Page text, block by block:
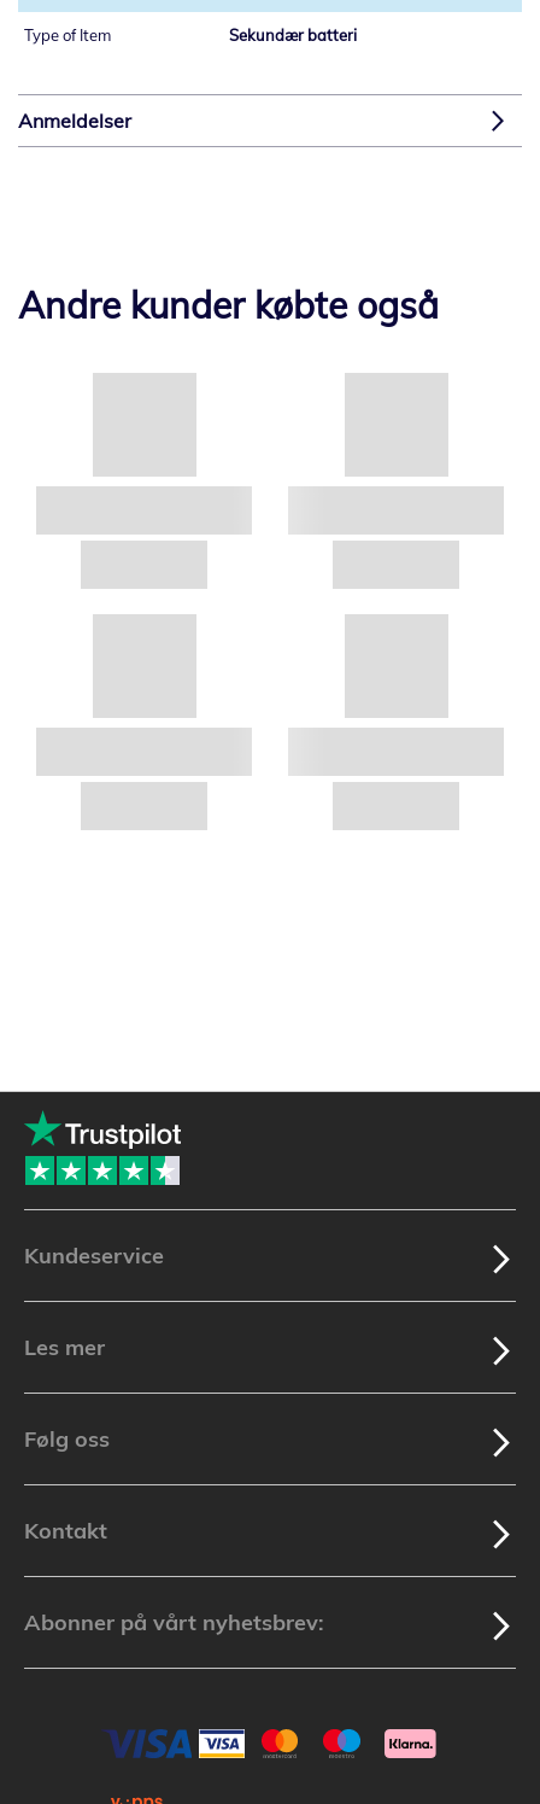
Sekundær batteri
Anmeldelser
Andre kunder købte også
Kundeservice
Les mer
Følg oss
Kontakt
Abonner på vårt nyhetsbrev: